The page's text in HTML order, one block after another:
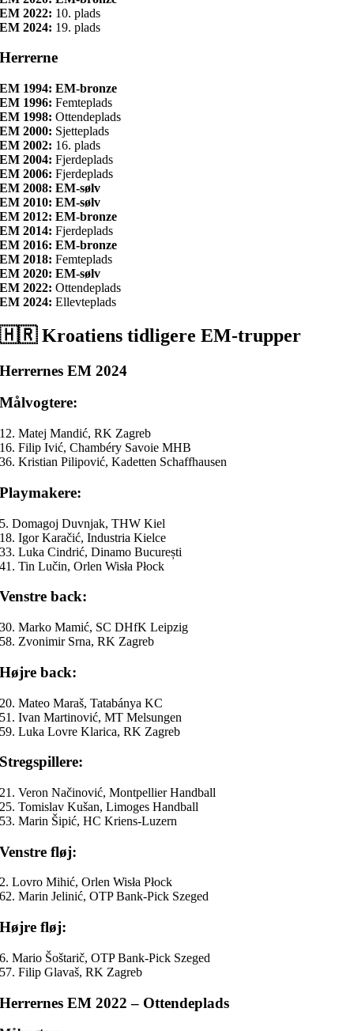
EM 2022: 10. plads
EM 2024: 19. plads
Herrerne
EM 1994: EM-bronze
EM 1996: Femteplads
EM 1998: Ottendeplads
EM 2000: Sjetteplads
EM 2002: 16. plads
EM 2004: Fjerdeplads
EM 2006: Fjerdeplads
EM 2008: EM-sølv
EM 2010: EM-sølv
EM 2012: EM-bronze
EM 2014: Fjerdeplads
EM 2016: EM-bronze
EM 2018: Femteplads
EM 2020: EM-sølv
EM 2022:Ottendeplads
EM 2024: Ellevteplads
🇭🇷 Kroatiens tidligere EM-trupper
Herrernes EM 2024
Målvogtere:
12. Matej Mandić, RK Zagreb
16. Filip Ivić, Chambéry Savoie MHB
36. Kristian Pilipović, Kadetten Schaffhausen
Playmakere:
5. Domagoj Duvnjak, THW Kiel
18. Igor Karačić, Industria Kielce
33. Luka Cindrić, Dinamo București
41. Tin Lučin, Orlen Wisła Płock
Venstre back:
30. Marko Mamić, SC DHfK Leipzig
58. Zvonimir Srna, RK Zagreb
Højre back:
20. Mateo Maraš, Tatabánya KC
51. Ivan Martinović, MT Melsungen
59. Luka Lovre Klarica, RK Zagreb
Stregspillere:
21. Veron Načinović, Montpellier Handball
25. Tomislav Kušan, Limoges Handball
53. Marin Šipić, HC Kriens-Luzern
Venstre fløj:
2. Lovro Mihić, Orlen Wisła Płock
62. Marin Jelinić, OTP Bank-Pick Szeged
Højre fløj:
6. Mario Šoštarič, OTP Bank-Pick Szeged
57. Filip Glavaš, RK Zagreb
Herrernes EM 2022 – Ottendeplads